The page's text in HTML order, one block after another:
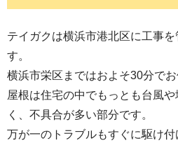
テイガクは横浜市港北区に工事
す。
横浜市栄区まではおよそ30分でお
屋根は住宅の中でもっとも台風
く、不具合が多い部分です。
万が一のトラブルもすぐに駆け付